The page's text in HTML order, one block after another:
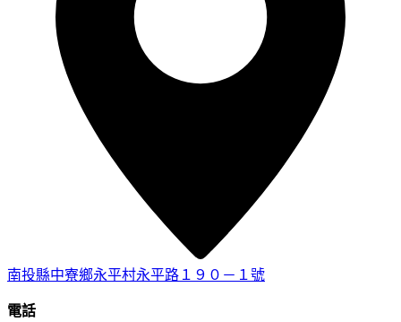
南投縣中寮鄉永平村永平路１９０－１號
電話